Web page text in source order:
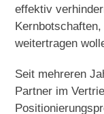
effektiv
weitertragen
Seit mehreren
Partner im